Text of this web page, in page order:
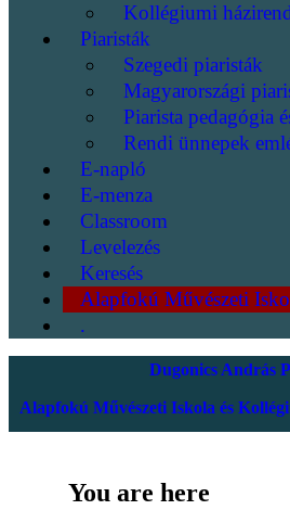
Kollégiumi
Piaristák
Szegedi piaristák
Magyarországi
Piarista pedagógia
Rendi ünnepek
E-napló
E-menza
Classroom
Levelezés
Keresés
Alapfokú Művészeti
.
Dugonics András
Alapfokú Művészeti Iskola és
You are here